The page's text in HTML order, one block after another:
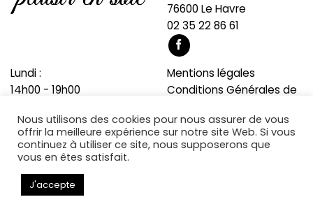
76600 Le Havre
02 35 22 86 61
Lundi :
14h00 - 19h00
10h00 - 19h00
Mentions légales
Conditions Générales de
A propos
Blog
Copyright 2026 © Développé par
Nous utilisons des cookies pour nous assurer de vous
offrir la meilleure expérience sur notre site Web. Si vous
continuez à utiliser ce site, nous supposerons que
vous en êtes satisfait.
J'accepte